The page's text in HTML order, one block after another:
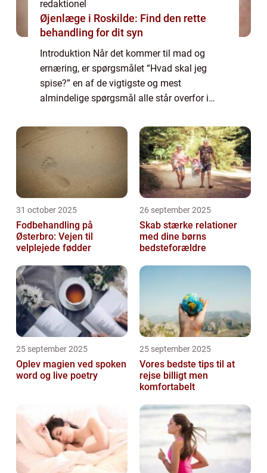
redaktionel
Øjenlæge i Roskilde: Find den rette
behandling for dit syn
Introduktion Når det kommer til mad og
ernæring, er spørgsmålet “Hvad skal jeg
spise?” en af de vigtigste og mest
almindelige spørgsmål alle står overfor i
hesteentusiast eller en almindelig ryt...
31 october 2025
Fodbehandling på
Østerbro: Vejen til
velplejede fødder
26 september 2025
Skab stærke relationer
med dine børns
bedsteforældre
25 september 2025
Oplev magien ved spoken
word og live poetry
25 september 2025
Vores bedste tips til at
rejse billigt men
komfortabelt